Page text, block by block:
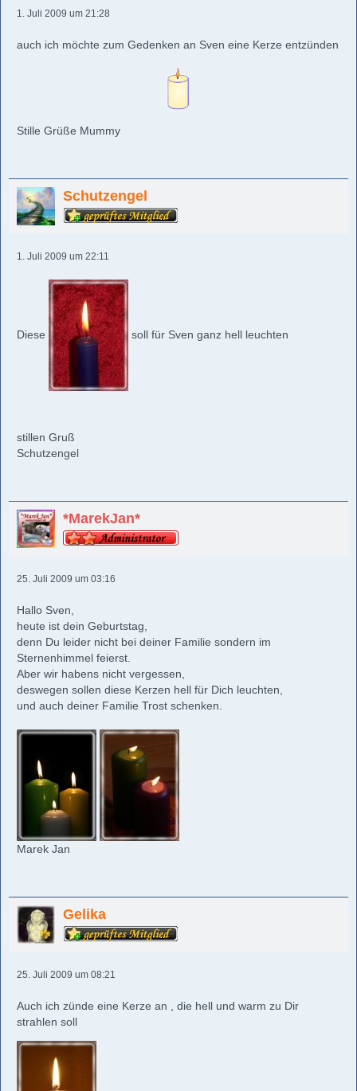
1. Juli 2009 um 21:28
auch ich möchte zum Gedenken an Sven eine Kerze entzünden
Stille Grüße Mummy
Schutzengel
1. Juli 2009 um 22:11
Diese soll für Sven ganz hell leuchten
stillen Gruß
Schutzengel
*MarekJan*
25. Juli 2009 um 03:16
Hallo Sven,
heute ist dein Geburtstag,
denn Du leider nicht bei deiner Familie sondern im
Sternenhimmel feierst.
Aber wir habens nicht vergessen,
deswegen sollen diese Kerzen hell für Dich leuchten,
und auch deiner Familie Trost schenken.
Marek Jan
Gelika
25. Juli 2009 um 08:21
Auch ich zünde eine Kerze an , die hell und warm zu Dir
strahlen soll